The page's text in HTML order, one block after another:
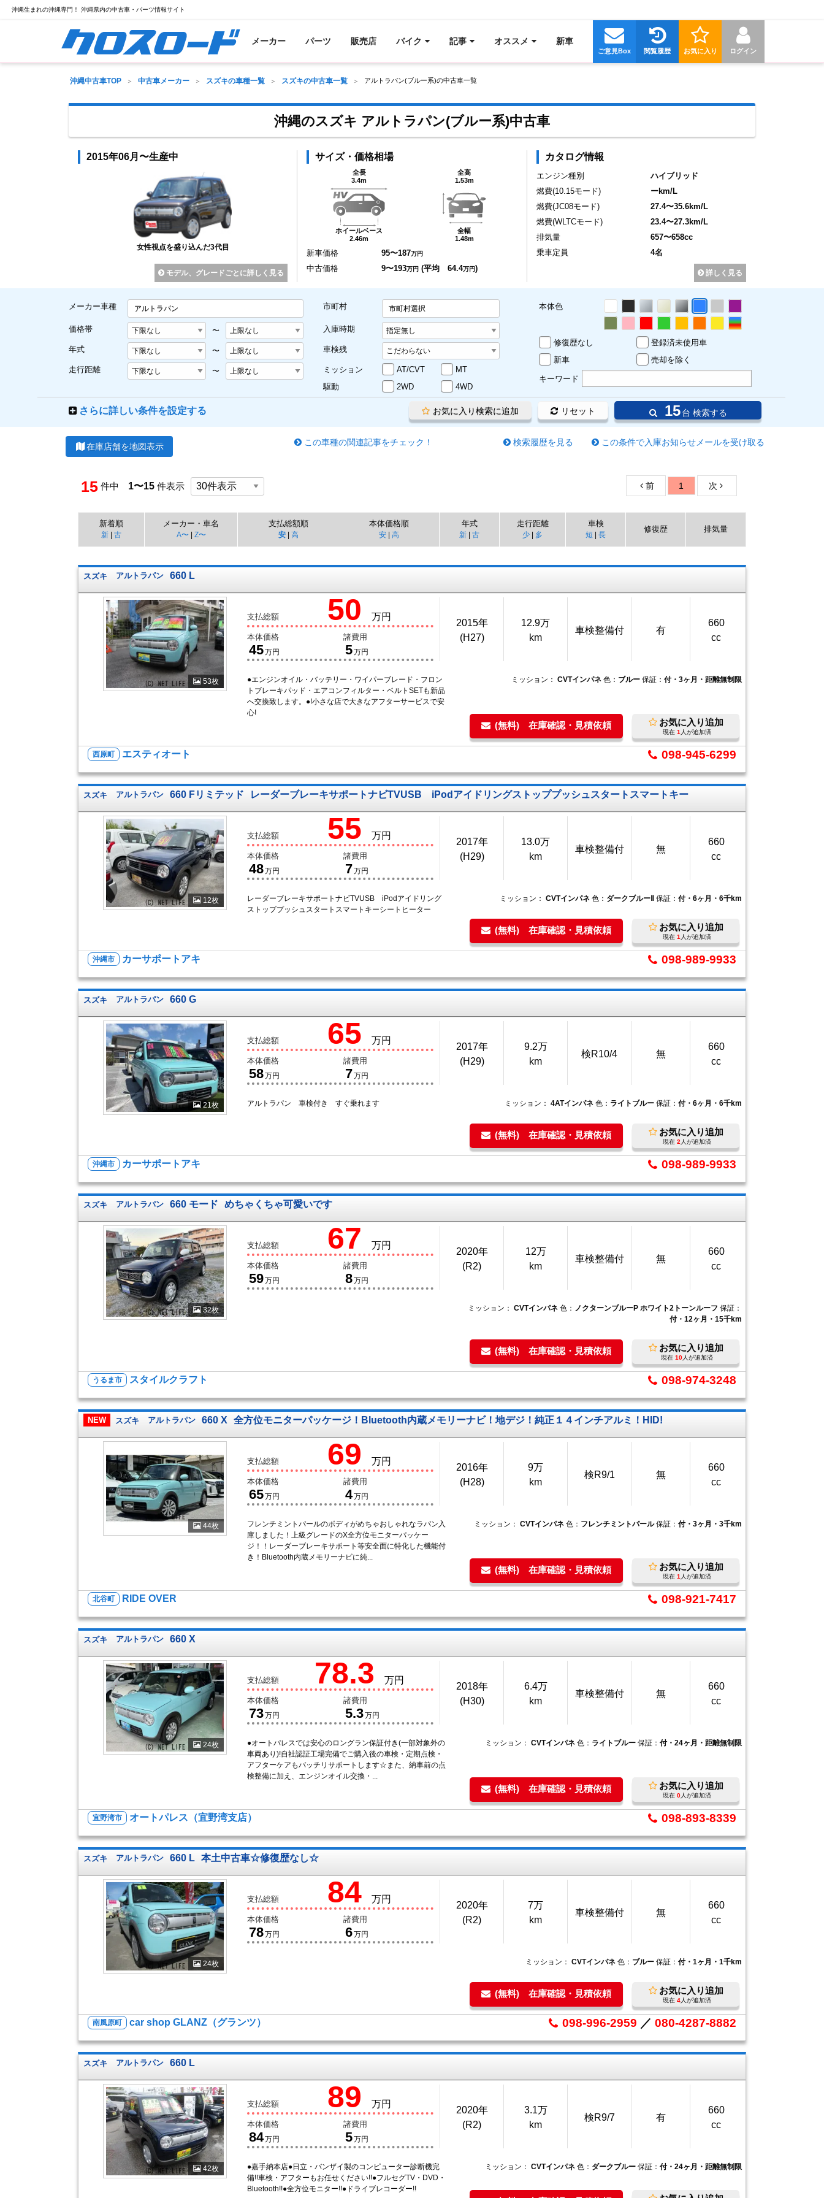
沖縄生まれの沖縄専門！ 沖縄県内の中古車・パーツ情報サイト
メーカー パーツ 販売店 バイク 記事 オススメ 新車
ログイン
お気に入り
閲覧履歴
ご意見Box
沖縄中古車TOP 中古車メーカー スズキの車種一覧 スズキの中古車一覧 アルトラパン(ブルー系)の中古車一覧
沖縄のスズキ アルトラパン(ブルー系)中古車
2015年06月〜生産中
女性視点を盛り込んだ3代目
モデル、グレードごとに詳しく見る
サイズ・価格相場
全長
3.4m
ホイールベース
2.46m
全高
1.53m
全幅
1.48m
新車価格 95〜187万円
中古価格 9〜193万円 (平均 64.4万円)
カタログ情報
エンジン種別
ハイブリッド
燃費(10.15モード)
ーkm/L
燃費(JC08モード)
27.4〜35.6km/L
燃費(WLTCモード)
23.4〜27.3km/L
排気量
657〜658cc
乗車定員
4名
詳しく見る
メーカー車種 アルトラパン
価格帯 〜
年式 〜
走行距離 〜
市町村 市町村選択
入庫時期
車検残
ミッション AT/CVT
MT
駆動
2WD 4WD
本体色
修復歴なし
登録済未使用車
新車
売却を除く
キーワード
さらに詳しい条件を設定する 15 台 検索する
リセット
お気に入り検索に追加
在庫店舗を地図表示 この条件で入庫お知らせメールを受け取る
検索履歴を見る
この車種の関連記事をチェック！
15 件中 1〜15 件表示 前 1 次
新着順
新 | 古
メーカー・車名
A〜| Z〜
支払総額順
安| 高
本体価格順
安| 高
年式
新 | 古
走行距離
少 | 多
車検
短 | 長
修復歴 排気量
スズキ アルトラパン 660 L
53枚
支払総額 50 万円
本体価格
45万円
諸費用
5万円
2015年
(H27)
12.9万
km
車検整備付 有
660
cc
●エンジンオイル・バッテリー・ワイパーブレード・フロン
トブレーキパッド・エアコンフィルター・ベルトSETも新品
へ交換致します。●!小さな店で大きなアフターサービスで安
心!
ミッション： CVTインパネ 色： ブルー 保証： 付・3ヶ月・距離無制限
(無料) 在庫確認・見積依頼 お気に入り追加
現在 1 人が追加済
西原町 エスティオート 098-945-6299
スズキ アルトラパン 660 Fリミテッド レーダーブレーキサポートナビTVUSB iPodアイドリングストッププッシュスタートスマートキー
12枚
支払総額 55 万円
本体価格
48万円
諸費用
7万円
2017年
(H29)
13.0万
km
車検整備付 無
660
cc
レーダーブレーキサポートナビTVUSB iPodアイドリング
ストッププッシュスタートスマートキーシートヒーター
ミッション： CVTインパネ 色： ダークブルーⅡ 保証： 付・6ヶ月・6千km
(無料) 在庫確認・見積依頼 お気に入り追加
現在 1 人が追加済
沖縄市 カーサポートアキ 098-989-9933
スズキ アルトラパン 660 G
21枚
支払総額 65 万円
本体価格
58万円
諸費用
7万円
2017年
(H29)
9.2万
km
検R10/4 無
660
cc
アルトラパン 車検付き すぐ乗れます ミッション： 4ATインパネ 色： ライトブルー 保証： 付・6ヶ月・6千km
(無料) 在庫確認・見積依頼 お気に入り追加
現在 2 人が追加済
沖縄市 カーサポートアキ 098-989-9933
スズキ アルトラパン 660 モード めちゃくちゃ可愛いです
32枚
支払総額 67 万円
本体価格
59万円
諸費用
8万円
2020年
(R2)
12万
km
車検整備付 無
660
cc
ミッション： CVTインパネ 色： ノクターンブルーP ホワイト2トーンルーフ 保証：
付・12ヶ月・15千km
(無料) 在庫確認・見積依頼 お気に入り追加
現在 10人が追加済
うるま市 スタイルクラフト 098-974-3248
NEW スズキ アルトラパン 660 X 全方位モニターパッケージ！Bluetooth内蔵メモリーナビ！地デジ！純正１４インチアルミ！HID!
44枚
支払総額 69 万円
本体価格
65万円
諸費用
4万円
2016年
(H28)
9万
km
検R9/1 無
660
cc
フレンチミントパールのボディがめちゃおしゃれなラパン入
庫しました！上級グレードのX全方位モニターパッケー
ジ！！レーダーブレーキサポート等安全面に特化した機能付
き！Bluetooth内蔵メモリーナビに純...
ミッション： CVTインパネ 色： フレンチミントパール 保証： 付・3ヶ月・3千km
(無料) 在庫確認・見積依頼 お気に入り追加
現在 1 人が追加済
北谷町 RIDE OVER 098-921-7417
スズキ アルトラパン 660 X
24枚
支払総額 78.3 万円
本体価格
73万円
諸費用
5.3万円
2018年
(H30)
6.4万
km
車検整備付 無
660
cc
●オートパレスでは安心のロングラン保証付き(一部対象外の
車両あり)!自社認証工場完備でご購入後の車検・定期点検・
アフターケアもバッチリサポートします☆また、納車前の点
検整備に加え、エンジンオイル交換・...
ミッション： CVTインパネ 色： ライトブルー 保証： 付・24ヶ月・距離無制限
(無料) 在庫確認・見積依頼 お気に入り追加
現在 0人が追加済
宜野湾市 オートパレス（宜野湾支店） 098-893-8339
スズキ アルトラパン 660 L 本土中古車☆修復歴なし☆
24枚
支払総額 84 万円
本体価格
78万円
諸費用
6万円
2020年
(R2)
7万
km
車検整備付 無
660
cc
ミッション： CVTインパネ 色： ブルー 保証： 付・1ヶ月・1千km
(無料) 在庫確認・見積依頼 お気に入り追加
現在 4人が追加済
南風原町 car shop GLANZ（グランツ） 098-996-2959 ／ 080-4287-8882
スズキ アルトラパン 660 L
42枚
支払総額 89 万円
本体価格
84万円
諸費用
5万円
2020年
(R2)
3.1万
km
検R9/7 有
660
cc
●嘉手納本店●日立・バンザイ製のコンピューター診断機完
備!!車検・アフターもお任せください!!●フルセグTV・DVD・
Bluetooth!!●全方位モニター!!●ドライブレコーダー!!
ミッション： CVTインパネ 色： ダークブルー 保証： 付・24ヶ月・距離無制限